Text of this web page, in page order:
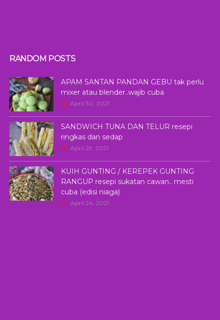
RANDOM POSTS
APAM SANTAN PANDAN GEBU tak perlu
mixer atau blender..wajib cuba
April 30, 2021
SANDWICH TUNA DAN TELUR resepi
ringkas dan sedap
April 29, 2021
KUIH GUNTING / KEREPEK GUNTING
RANGUP resepi sukatan cawan.. mesti
cuba (edisi niaga)
April 24, 2021